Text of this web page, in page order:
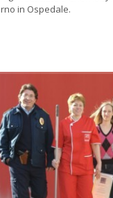
in Ospedale.